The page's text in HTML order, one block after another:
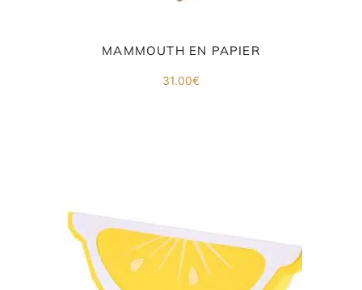
MAMMOUTH EN PAPIER
31.00€